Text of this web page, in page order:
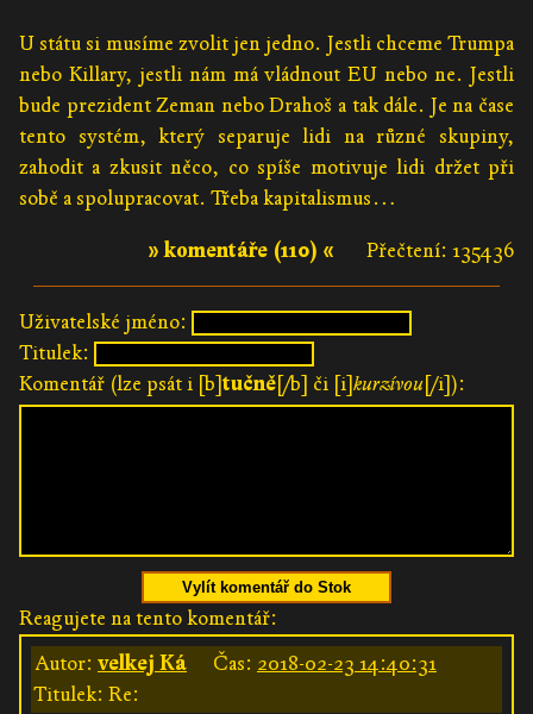
U státu si musíme zvolit jen jedno. Jestli chceme Trumpa
nebo Killary, jestli nám má vládnout EU nebo ne. Jestli
bude prezident Zeman nebo Drahoš a tak dále. Je na čase
tento systém, který separuje lidi na různé skupiny,
zahodit a zkusit něco, co spíše motivuje lidi držet při
sobě a spolupracovat. Třeba kapitalismus…
Přečtení: 135436
» komentáře (110) «
Uživatelské jméno:
Titulek:
Komentář (lze psát i [b]tučně[/b] či [i]kurzívou[/i]):
Vylít komentář do Stok
Reagujete na tento komentář:
Autor: velkej Ká Čas: 2018-02-23 14:40:31
Titulek: Re: